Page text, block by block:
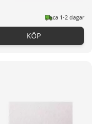
ca 1-2 dagar
KÖP